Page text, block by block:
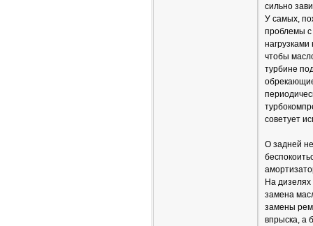
сильно
У самых,
проблемы с
чтобы
турбине
советует
О задней
На дизелях
замена
замены
впрыска, а